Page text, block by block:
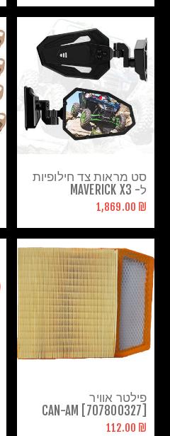
סט מראות צד חילופיות
ל- MAVERICK X3
₪ 1,869.00
פילטר אוויר
[707800327] CAN-AM
חילופי
₪ 112.00